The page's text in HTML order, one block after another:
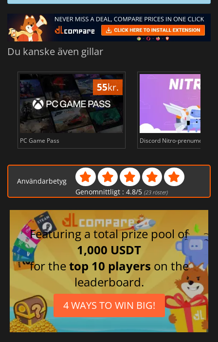
Du kanske även gillar
55kr.
PC Game Pass Discord Nitro-
Användarbetyg
Genomnittligt : 4.8/5 (23röster)
Featuring a total prize pool of
1,000 USDT
for thetop 10 players on the
leaderboard.
4 WAYS TO WIN BIG!